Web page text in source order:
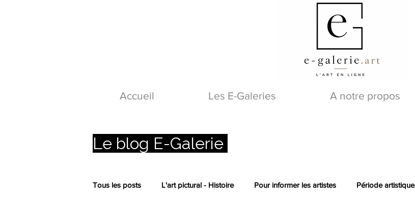
Accueil Les E-Galeries A notre propos
Le blog E-Galerie
Tous les posts L'art pictural - Histoire Pour informer les artistes Période artistique